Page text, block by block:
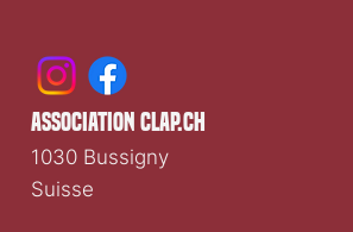
association clap.ch
1030 Bussigny